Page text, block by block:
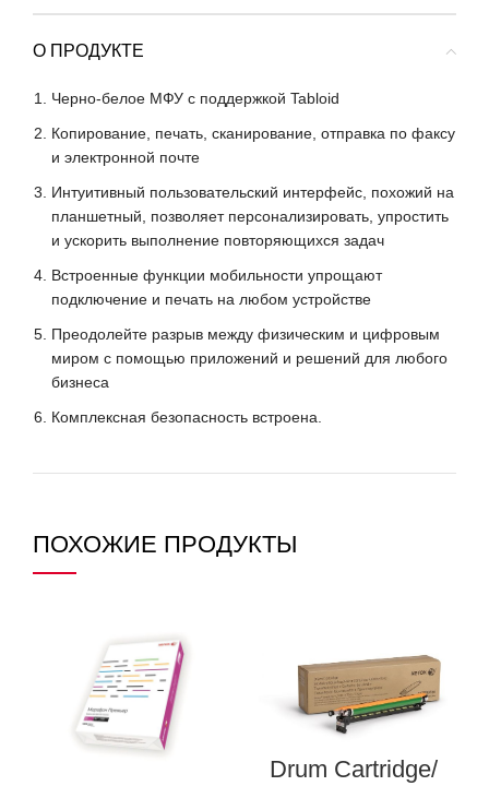
О ПРОДУКТЕ
Черно-белое МФУ с поддержкой Tabloid
Копирование, печать, сканирование, отправка по факсу
и электронной почте
Интуитивный пользовательский интерфейс, похожий на
планшетный, позволяет персонализировать, упростить
и ускорить выполнение повторяющихся задач
Встроенные функции мобильности упрощают
подключение и печать на любом устройстве
Преодолейте разрыв между физическим и цифровым
миром с помощью приложений и решений для любого
бизнеса
Комплексная безопасность встроена.
ПОХОЖИЕ ПРОДУКТЫ
Drum Cartridge/